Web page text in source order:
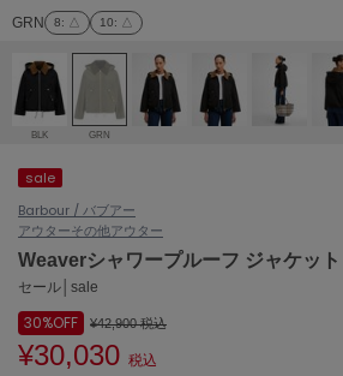
/ランジェリー (127)
ェア (121)
(124)
AMOMMA
ánuans
アニュアンス
ànuke
アンヌーク
ASICS
アシックス
Ballelite
バレリット
GRN 8: △ 10: △
BLK GRN
sale
Barbour / バブアー
アウターその他アウター
Weaverシャワープルーフ ジャケット
セール│sale
30%OFF ¥42,900税込
¥30,030 税込